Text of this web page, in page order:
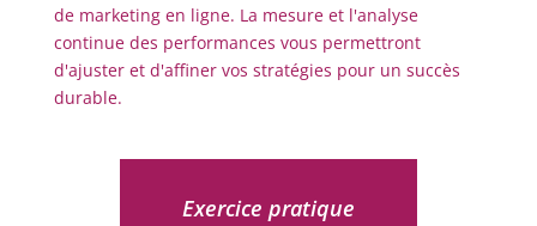
de marketing en ligne. La mesure et l'analyse
continue des performances vous permettront
d'ajuster et d'affiner vos stratégies pour un succès
durable.
Exercice pratique